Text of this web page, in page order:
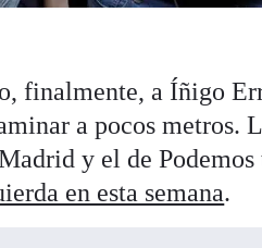
finalmente, a Íñigo
a pocos metros.
y el de Podemos
en esta semana.